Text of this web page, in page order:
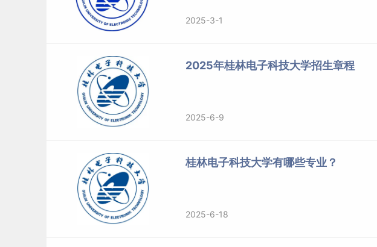
2025-3-1
2025年桂林电子科技大学招生章程
2025-6-9
桂林电子科技大学有哪些专业？
2025-6-18